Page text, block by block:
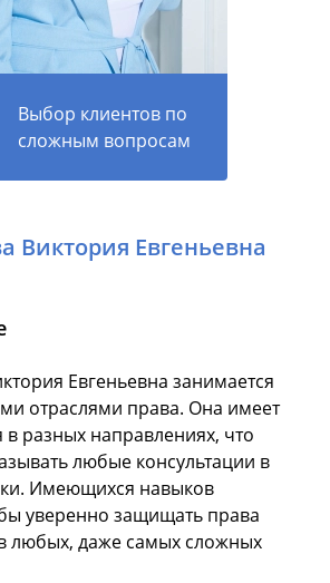
Выбор клиентов по
сложным вопросам
Виктория Евгеньевна
Евгеньевна занимается
отраслями права. Она имеет
в разных направлениях, что
любые консультации в
Имеющихся навыков
уверенно защищать права
любых, даже самых сложных